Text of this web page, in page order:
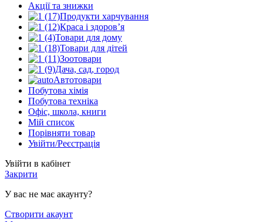
Акції та знижки
Продукти харчування
Краса і здоров’я
Товари для дому
Товари для дітей
Зоотовари
Дача, сад, город
Автотовари
Побутова хімія
Побутова техніка
Офіс, школа, книги
Мій список
Порівняти товар
Увійти/Реєстрація
Увійти в кабінет
Закрити
У вас не має акаунту?
Створити акаунт